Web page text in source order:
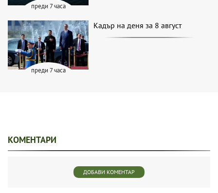
преди 7 часа
преди 7 часа
Кадър на деня за 8 август
КОМЕНТАРИ
ДОБАВИ КОМЕНТАР